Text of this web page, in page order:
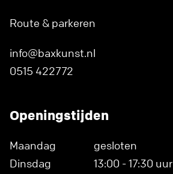
Route & parkeren
info@baxkunst.nl
0515 422772
Openingstijden
Maandag
gesloten
Dinsdag
13:00 - 17:30 uur